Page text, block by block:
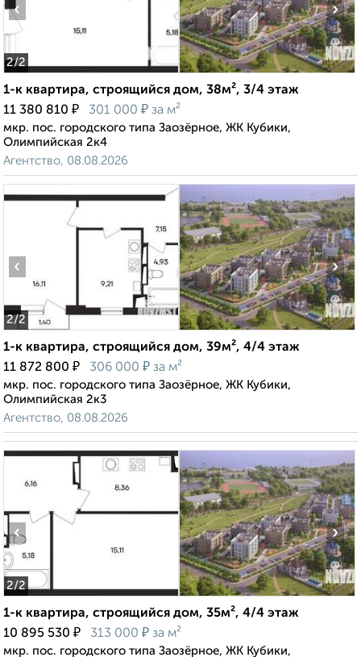
2/2
‹ ›
1-к квартира, строящийся дом, 38м², 3/4 этаж
11 380 810 ₽ 301 000 ₽ за м²
мкр. пос. городского типа Заозёрное, ЖК Кубики,
Олимпийская 2к4
Агентство, 08.08.2026
2/2
‹ ›
1-к квартира, строящийся дом, 39м², 4/4 этаж
11 872 800 ₽ 306 000 ₽ за м²
мкр. пос. городского типа Заозёрное, ЖК Кубики,
Олимпийская 2к3
Агентство, 08.08.2026
2/2
‹ ›
1-к квартира, строящийся дом, 35м², 4/4 этаж
10 895 530 ₽ 313 000 ₽ за м²
мкр. пос. городского типа Заозёрное, ЖК Кубики,